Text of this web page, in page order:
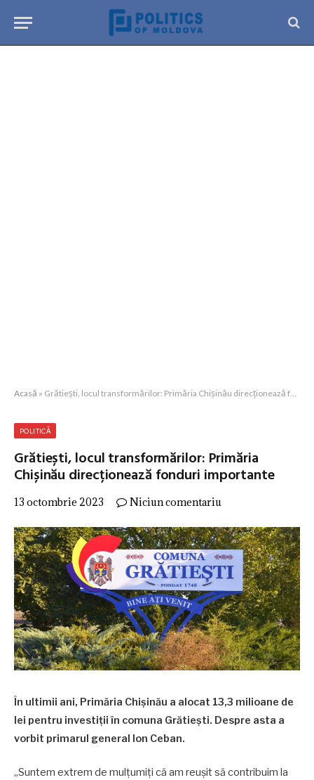
Acasă » Grătiești, locul transformărilor: Primăria Chișinău direcționează fonduri importante
POLITICĂ
Grătiești, locul transformărilor: Primăria
Chișinău direcționează fonduri importante
13 octombrie 2023 Niciun comentariu
În ultimii ani, Primăria Chișinău a alocat 13,3 milioane de
lei pentru investiții în comuna Grătiești. Despre asta a
vorbit primarul general Ion Ceban.
„Suntem extrem de mulțumiți că am reușit să contribuim la